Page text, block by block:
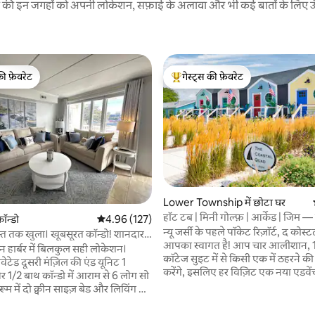
इन जगहों को अपनी लोकेशन, सफ़ाई के अलावा और भी कई बातों के लिए
फ़ेवरेट
फ़ेवरेट
औसत रेटिंग 5 में से 4.96, 127 समीक्षाएँ
4.96 (127)
तक खुला। खूबसूरत कॉन्डो! शानदार
हार्बर में बिलकुल सही लोकेशन।
दूसरी मंज़िल की एंड यूनिट 1
1/2 बाथ कॉन्डो में आराम से 6 लोग सो
गेस्ट्स का टॉप फ़ेवरेट
गेस्ट्स की फ़ेवरेट
Lower Township में छोटा घर
हॉट टब | मिनी गोल्फ़ | आर्केड | जिम
क्वाड
न्यू जर्सी के पहले पॉकेट रिज़ॉर्ट, द
आपका स्वागत है! आप चार आलीशान,
कॉटेज सुइट में से किसी एक में ठहरने
करेंगे, इसलिए हर विज़िट एक नया